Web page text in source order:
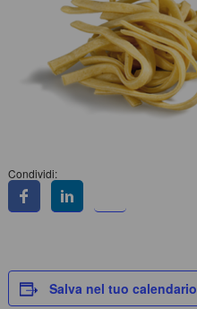
Condividi:
Salva nel tuo calendario